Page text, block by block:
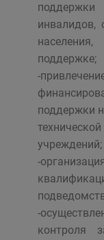
инвалидов,
поддержке;
-
поддержки
учреждений;
-
-
контроля